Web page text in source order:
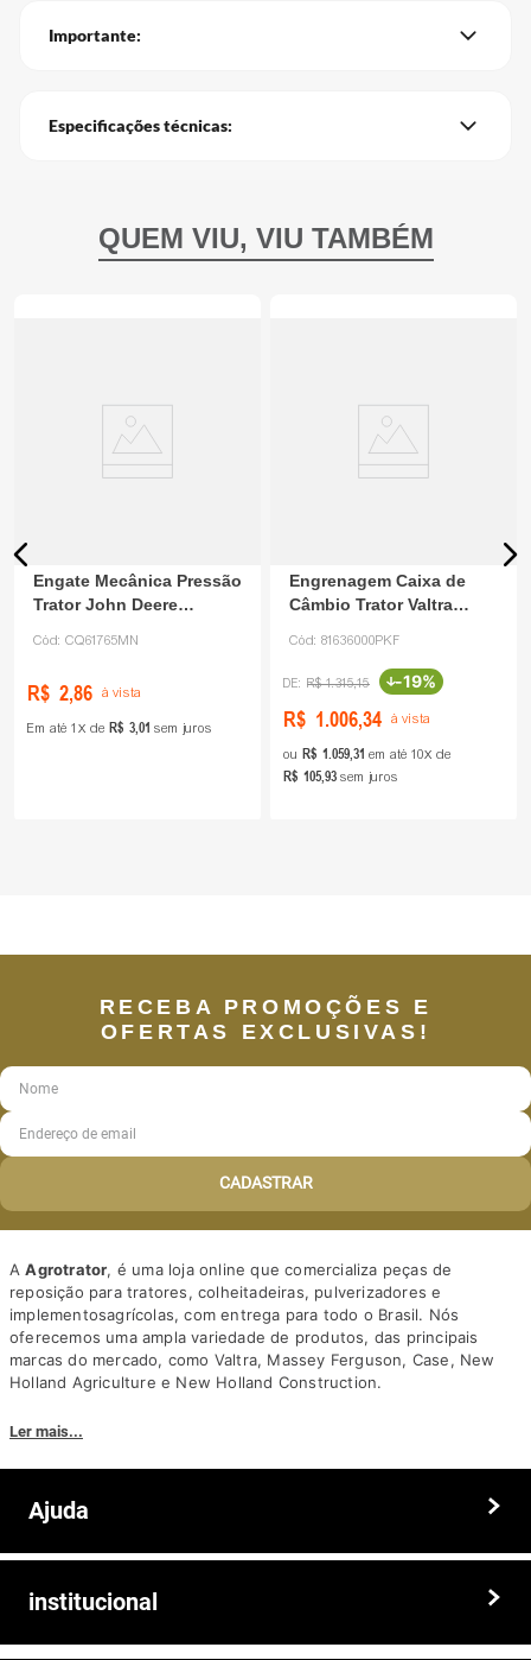
Importante:
Especificações técnicas:
Engate Mecânica Pressão
Trator John Deere
Cód: CQ61765MN
R$ 2,86 à vista
Em até 1 de R$ 301 sem juros
Engrenagem Caixa de
Câmbio Trator Valtra
Cód: 81636000PKF
R$ 1.315,15 -19%
R$ 1.006,34 à vista
ou R$ 1 05931 em até 10 de
R$ 10593 sem juros
RECEBA PROMOÇÕES E
OFERTAS EXCLUSIVAS!
CADASTRAR
AAgrotrator, é uma loja online que comercializa peças de
reposição para tratores, colheitadeiras, pulverizadores e
implementosagrícolas, com entrega para todo o Brasil. Nós
oferecemos uma ampla variedade de produtos, das principais
marcas do mercado, como Valtra, Massey Ferguson, Case, New
Holland Agriculture e New Holland Construction.
competitivos. Nós também oferecemos um atendimento
personalizado, com equipe de profissionais altamente capacitados
Somos a solução ideal para quem busca peças e acessórios agrícolas
Ler mais...
Ajuda
Prazos e entregas
institucional